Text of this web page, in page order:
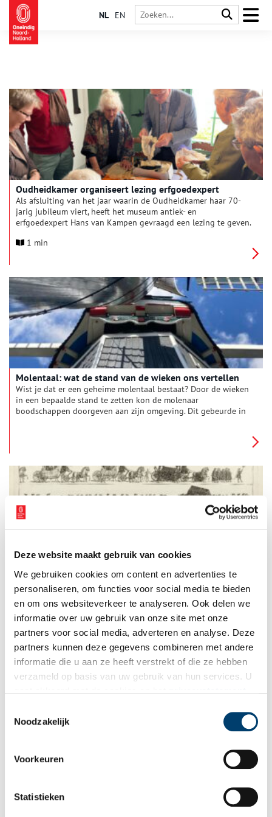
Deze website maakt gebruik van cookies
We gebruiken cookies om content en advertenties te
personaliseren, om functies voor social media te bieden
en om ons websiteverkeer te analyseren. Ook delen we
informatie over uw gebruik van onze site met onze
partners voor social media, adverteren en analyse. Deze
partners kunnen deze gegevens combineren met andere
informatie die u aan ze heeft verstrekt of die ze hebben
verzameld op basis van uw gebruik van hun services. U
Noodzakelijk
Voorkeuren
Statistieken
NL EN
Oudheidkamer organiseert lezing erfgoedexpert
Als afsluiting van het jaar waarin de Oudheidkamer haar 70-
jarig jubileum viert, heeft het museum antiek- en
erfgoedexpert Hans van Kampen gevraagd een lezing te geven.
dat Van Kampen boeiend kan vertellen, laat hij ook allerlei
is gratis, voor koffie/thee in de pauze wordt gezorgd.
1 min
Molentaal: wat de stand van de wieken ons vertellen
Wist je dat er een geheime molentaal bestaat? Door de wieken
in een bepaalde stand te zetten kon de molenaar
boodschappen doorgeven aan zijn omgeving. Dit gebeurde in
Wanneer er iemand overlijdt, breekt voor de nabestaanden een
periode van rouw aan. Tegenwoordig neemt men vaak samen
afscheid van de overledene tijdens een uitvaart, maar is het
rouwproces daarna meestal een privéaangelegenheid. Vroeger
was dat anders en kon je vaak in één oogopslag zien dat
iemand ‘in de rouw’ was. Strenge etiquetteregels schreven tot
in de 20e eeuw voor dat men na een overlijden tijdelijk
speciale rouwkleding moest dragen om de overleden persoon
zijn laatste eer te betuigen.
Honderd uur werk om één mutsje te maken
Wie loopt er nog in klederdracht? Elk dorp eigen
plaatsen anders. Daar liep je twee jaar in de rouw na de dood
van een ouder.